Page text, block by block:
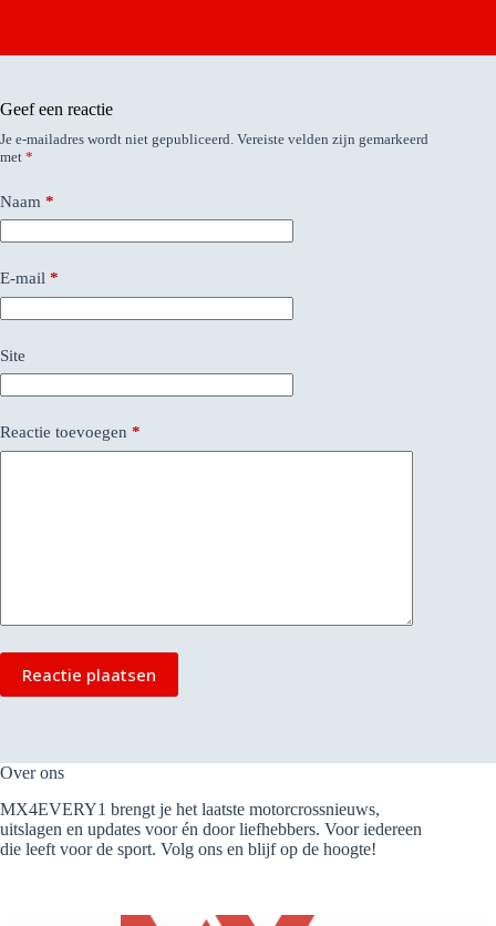
Geef een reactie
Je e-mailadres wordt niet gepubliceerd. Vereiste velden zijn gemarkeerd
met *
Naam *
E-mail *
Site
Reactie toevoegen *
Reactie plaatsen
Over ons
MX4EVERY1 brengt je het laatste motorcrossnieuws,
uitslagen en updates voor én door liefhebbers. Voor iedereen
die leeft voor de sport. Volg ons en blijf op de hoogte!